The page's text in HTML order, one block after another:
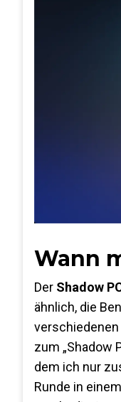
Wann
Der Shadow
ähnlich, die
verschiedenen
zum „Shadow
dem ich nur
Runde in